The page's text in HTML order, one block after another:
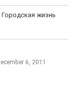
Городская жизнь
6, 2011